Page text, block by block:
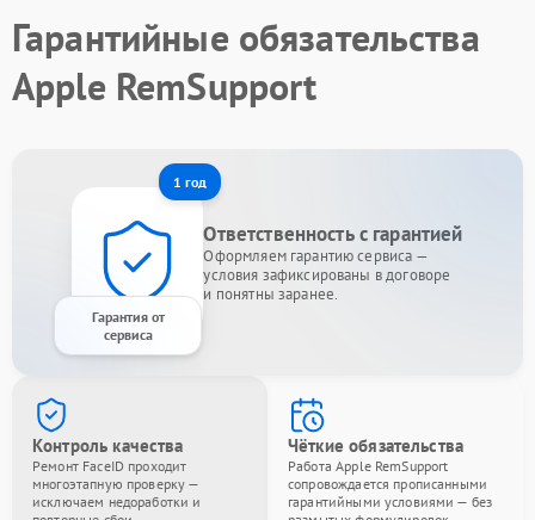
Гарантийные обязательства
Apple RemSupport
1 год
Гарантия от
сервиса
Ответственность с гарантией
Оформляем гарантию сервиса —
условия зафиксированы в договоре
и понятны заранее.
Контроль качества
Ремонт FaceID проходит
многоэтапную проверку —
исключаем недоработки и
Чёткие обязательства
Работа Apple RemSupport
сопровождается прописанными
гарантийными условиями — без